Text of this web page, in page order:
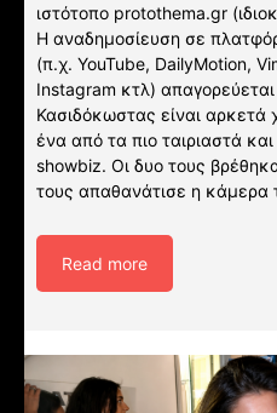
ιστότοπο protothema.gr
Η αναδημοσίευση σε
(π.χ. YouTube, DailyMotion,
Instagram κτλ)
Κασιδόκωστας είναι αρκετά
ένα από τα πιο ταιριαστά
showbiz. Οι δυο τους
τους απαθανάτισε η κάμερα
Read more